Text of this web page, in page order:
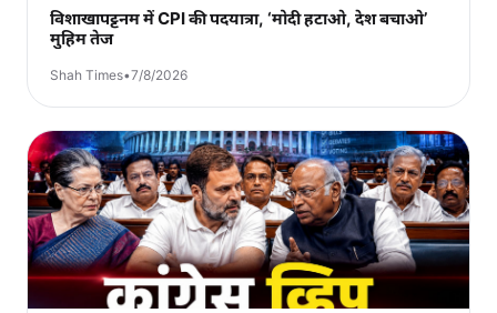
विशाखापट्टनम में CPI की पदयात्रा, ‘मोदी हटाओ, देश बचाओ’
मुहिम तेज
Shah Times•7/8/2026